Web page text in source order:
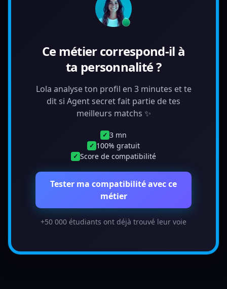
Ce métier correspond-il à
ta personnalité ?
Lola analyse ton profil en 3 minutes et te
dit si Agent secret fait partie de tes
meilleurs matchs ✨
✓ 3 mn
✓ 100% gratuit
✓ Score de compatibilité
Tester ma compatibilité avec ce
métier
+50 000 étudiants ont déjà trouvé leur voie